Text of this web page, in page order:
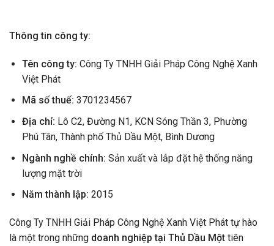
Thông tin công ty:
Tên công ty: Công Ty TNHH Giải Pháp Công Nghệ Xanh
Việt Phát
Mã số thuế: 3701234567
Địa chỉ: Lô C2, Đường N1, KCN Sóng Thần 3, Phường
Phú Tân, Thành phố Thủ Dầu Một, Bình Dương
Ngành nghề chính: Sản xuất và lắp đặt hệ thống năng
lượng mặt trời
Năm thành lập: 2015
Công Ty TNHH Giải Pháp Công Nghệ Xanh Việt Phát tự hào
là một trong những doanh nghiệp tại Thủ Dầu Một tiên